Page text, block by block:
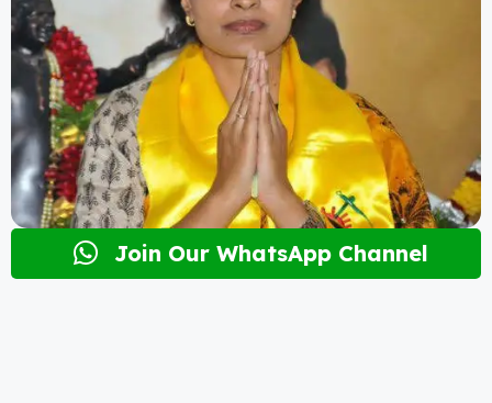
Join Our WhatsApp Channel